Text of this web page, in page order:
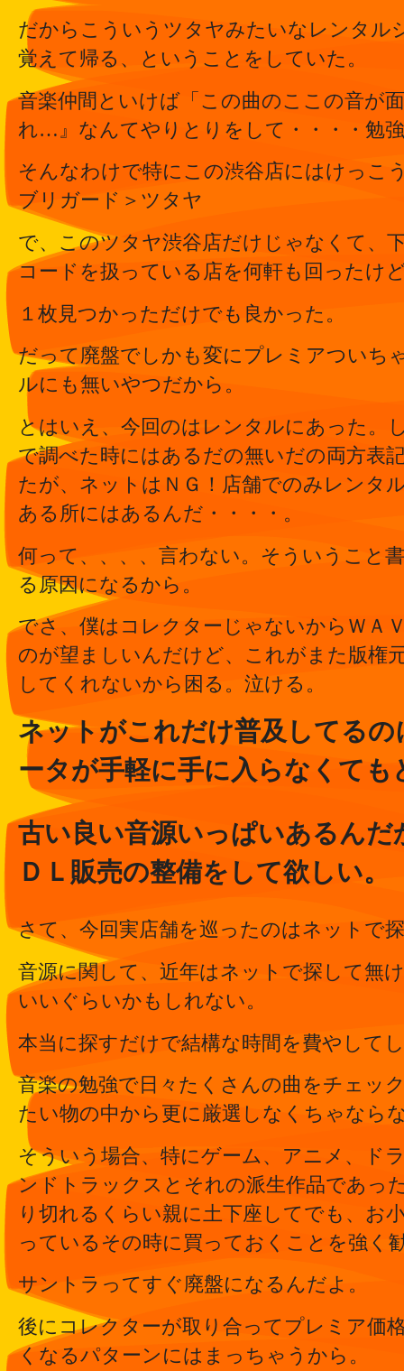
だからこういうツタヤみたいなレンタル
覚えて帰る、ということをしていた。
音楽仲間といけば「この曲のここの音が
れ…』なんてやりとりをして・・・・勉
そんなわけで特にこの渋谷店にはけっこ
ブリガード＞ツタヤ
で、このツタヤ渋谷店だけじゃなくて、
コードを扱っている店を何軒も回ったけ
１枚見つかっただけでも良かった。
だって廃盤でしかも変にプレミアついち
ルにも無いやつだから。
とはいえ、今回のはレンタルにあった。
で調べた時にはあるだの無いだの両方表
たが、ネットはＮＧ！店舗でのみレンタ
ある所にはあるんだ・・・・。
何って、、、、言わない。そういうこと
る原因になるから。
でさ、僕はコレクターじゃないからＷＡ
のが望ましいんだけど、これがまた版権
してくれないから困る。泣ける。
ネットがこれだけ普及してる
ータが手軽に手に入らなくても
古い良い音源いっぱいあるんだ
ＤＬ販売の整備をして欲しい。
さて、今回実店舗を巡ったのはネットで
音源に関して、近年はネットで探して無
いいぐらいかもしれない。
本当に探すだけで結構な時間を費やして
音楽の勉強で日々たくさんの曲をチェッ
たい物の中から更に厳選しなくちゃなら
そういう場合、特にゲーム、アニメ、ド
ンドトラックスとそれの派生作品であっ
り切れるくらい親に土下座してでも、お
っているその時に買っておくことを強く
サントラってすぐ廃盤になるんだよ。
後にコレクターが取り合ってプレミア価
くなるパターンにはまっちゃうから。